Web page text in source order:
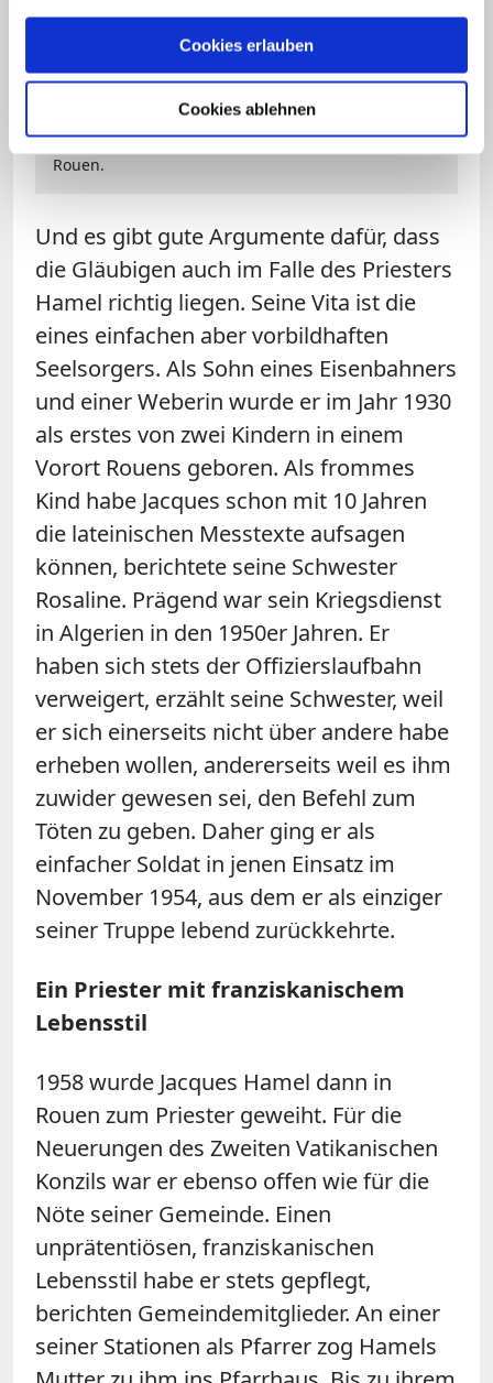
Cookies erlauben
Cookies ablehnen
Bild: © KNA
Trauerfeier für den ermordeten Priester Jacques
Hamel am 2. August 2016 in der Kathedrale in
Rouen.
Und es gibt gute Argumente dafür, dass
die Gläubigen auch im Falle des Priesters
Hamel richtig liegen. Seine Vita ist die
eines einfachen aber vorbildhaften
Seelsorgers. Als Sohn eines Eisenbahners
und einer Weberin wurde er im Jahr 1930
als erstes von zwei Kindern in einem
Vorort Rouens geboren. Als frommes
Kind habe Jacques schon mit 10 Jahren
die lateinischen Messtexte aufsagen
können, berichtete seine Schwester
Rosaline. Prägend war sein Kriegsdienst
in Algerien in den 1950er Jahren. Er
haben sich stets der Offizierslaufbahn
verweigert, erzählt seine Schwester, weil
er sich einerseits nicht über andere habe
erheben wollen, andererseits weil es ihm
zuwider gewesen sei, den Befehl zum
Töten zu geben. Daher ging er als
einfacher Soldat in jenen Einsatz im
November 1954, aus dem er als einziger
seiner Truppe lebend zurückkehrte.
Ein Priester mit franziskanischem
Lebensstil
1958 wurde Jacques Hamel dann in
Rouen zum Priester geweiht. Für die
Neuerungen des Zweiten Vatikanischen
Konzils war er ebenso offen wie für die
Nöte seiner Gemeinde. Einen
unprätentiösen, franziskanischen
Lebensstil habe er stets gepflegt,
berichten Gemeindemitglieder. An einer
seiner Stationen als Pfarrer zog Hamels